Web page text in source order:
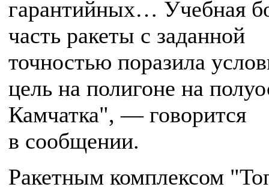
гарантийных… Учебная
часть ракеты с заданной
точностью поразила
цель на полигоне на
Камчатка", — говорится
в сообщении.
Ракетным комплексом